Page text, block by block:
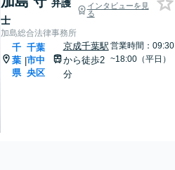
弁護
士
インタビューを見
る
加島総合法律事務所
千
葉
県
|
千葉
市中
央区
京成千葉駅
から徒歩2
分
営業時間：09:30
~18:00（平日）